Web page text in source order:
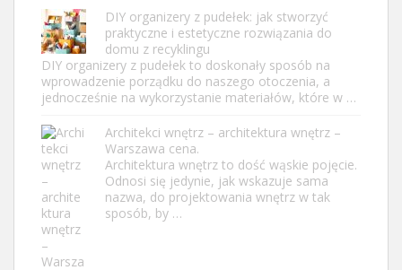
DIY organizery z pudełek: jak stworzyć
praktyczne i estetyczne rozwiązania do
domu z recyklingu
DIY organizery z pudełek to doskonały sposób na
wprowadzenie porządku do naszego otoczenia, a
jednocześnie na wykorzystanie materiałów, które w …
Architekci wnętrz – architektura wnętrz –
Warszawa cena.
Architektura wnętrz to dość wąskie pojęcie.
Odnosi się jedynie, jak wskazuje sama
nazwa, do projektowania wnętrz w tak
sposób, by …